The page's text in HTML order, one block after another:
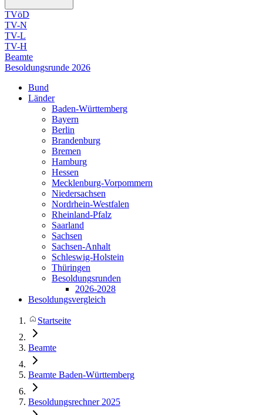
TVöD
TV-N
TV-L
TV-H
Beamte
Besoldungsrunde 2026
Bund
Länder
Baden-Württemberg
Bayern
Berlin
Brandenburg
Bremen
Hamburg
Hessen
Mecklenburg-Vorpommern
Niedersachsen
Nordrhein-Westfalen
Rheinland-Pfalz
Saarland
Sachsen
Sachsen-Anhalt
Schleswig-Holstein
Thüringen
Besoldungsrunden
2026-2028
Besoldungsvergleich
Startseite
Beamte
Beamte Baden-Württemberg
Besoldungsrechner 2025